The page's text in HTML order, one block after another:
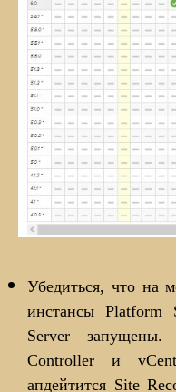
Убедиться, что на
инстансы Platform
Server
Controller и
апдейтится Site